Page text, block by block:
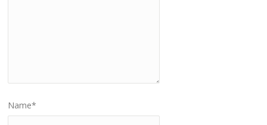
Name*